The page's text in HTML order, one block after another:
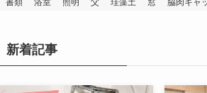
新着記事